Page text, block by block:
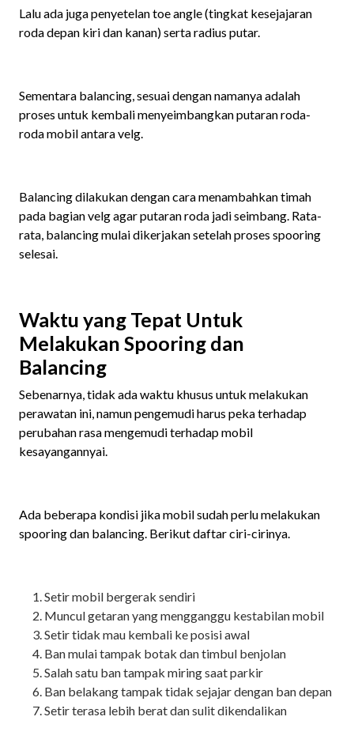
Lalu ada juga penyetelan toe angle (tingkat kesejajaran
roda depan kiri dan kanan) serta radius putar.
Sementara balancing, sesuai dengan namanya adalah
proses untuk kembali menyeimbangkan putaran roda-
roda mobil antara velg.
Balancing dilakukan dengan cara menambahkan timah
pada bagian velg agar putaran roda jadi seimbang. Rata-
rata, balancing mulai dikerjakan setelah proses spooring
selesai.
Waktu yang Tepat Untuk
Melakukan Spooring dan
Balancing
Sebenarnya, tidak ada waktu khusus untuk melakukan
perawatan ini, namun pengemudi harus peka terhadap
perubahan rasa mengemudi terhadap mobil
kesayangannyai.
Ada beberapa kondisi jika mobil sudah perlu melakukan
spooring dan balancing. Berikut daftar ciri-cirinya.
Setir mobil bergerak sendiri
Muncul getaran yang mengganggu kestabilan mobil
Setir tidak mau kembali ke posisi awal
Ban mulai tampak botak dan timbul benjolan
Salah satu ban tampak miring saat parkir
Ban belakang tampak tidak sejajar dengan ban depan
Setir terasa lebih berat dan sulit dikendalikan